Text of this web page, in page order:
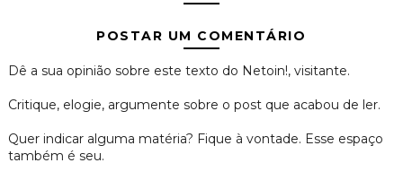
POSTAR UM COMENTÁRIO
Dê a sua opinião sobre este texto do Netoin!, visitante.
Critique, elogie, argumente sobre o post que acabou de ler.
Quer indicar alguma matéria? Fique à vontade. Esse espaço
também é seu.